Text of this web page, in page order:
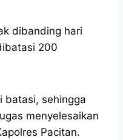
dibanding hari
200
batasi, sehingga
menyelesaikan
Pacitan.